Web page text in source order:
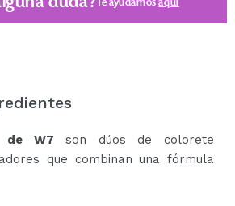
de W7 son dúos de colorete
que combinan una fórmula
en tonos perfectamente